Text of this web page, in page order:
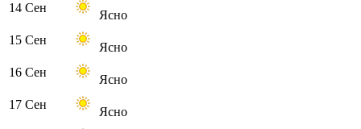
14 Сен
Ясно
15 Сен
Ясно
16 Сен
Ясно
17 Сен
Ясно